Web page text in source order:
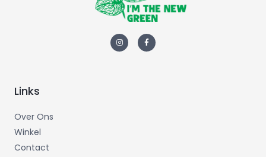
Links
Over Ons
Winkel
Contact